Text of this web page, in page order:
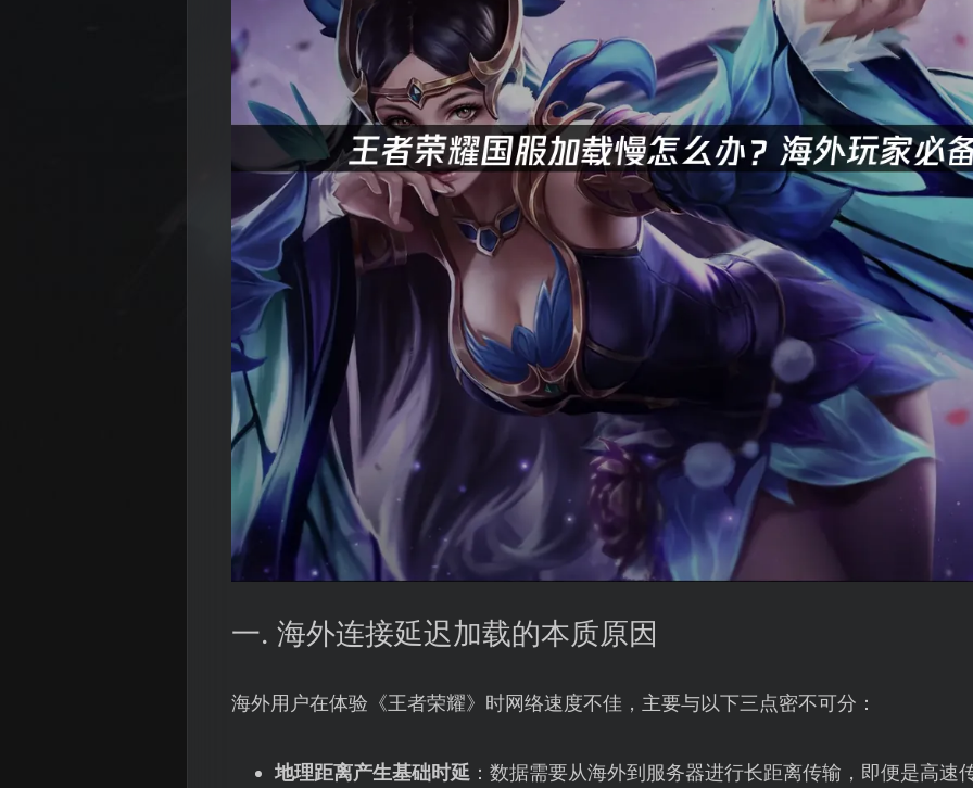
一. 海外连接延迟加载的本质原因
海外用户在体验《王者荣耀》时网络速度不佳，主要与以下三点密不可分：
地理距离产生基础时延：数据需要从海外到服务器进行长距离传输，即便是高速